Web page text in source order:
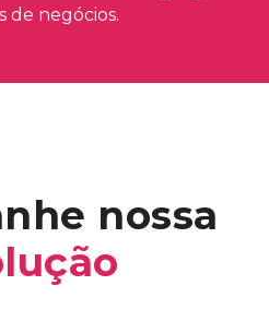
de negócios.
nossa